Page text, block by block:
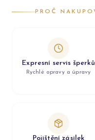
PROČ
Expresní servis šperků
Rychlé opravy a úpravy
Pojištění zásilek